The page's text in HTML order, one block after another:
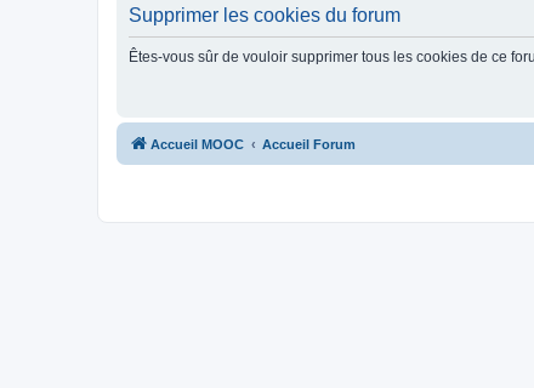
Supprimer les cookies du forum
Êtes-vous sûr de vouloir supprimer tous les cookies de ce
Accueil MOOC Accueil Forum